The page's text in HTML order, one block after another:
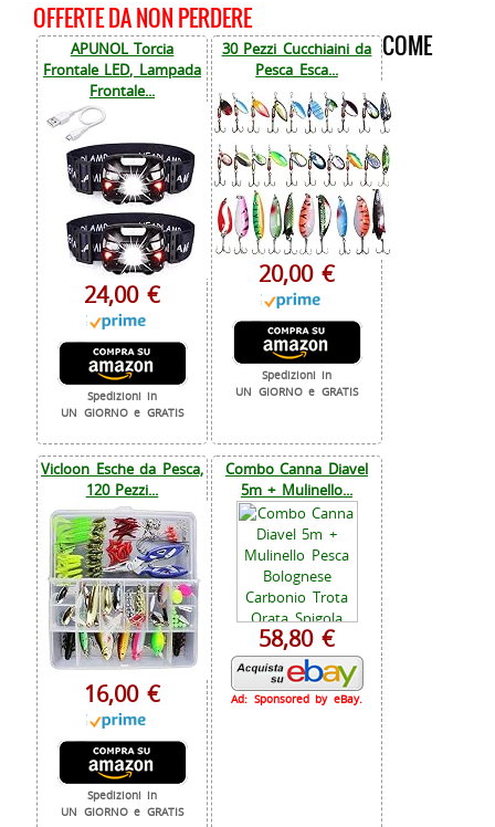
OFFERTE DA NON PERDERE
APUNOL Torcia
Frontale LED, Lampada
Frontale...
24,00 €
Spedizioni in
UN GIORNO e GRATIS
30 Pezzi Cucchiaini da
Pesca Esca...
20,00 €
Spedizioni in
UN GIORNO e GRATIS
Vicloon Esche da Pesca,
120 Pezzi...
16,00 €
Spedizioni in
UN GIORNO e GRATIS
Combo Canna Diavel
5m + Mulinello...
58,80 €
Ad: Sponsored by eBay.
COME